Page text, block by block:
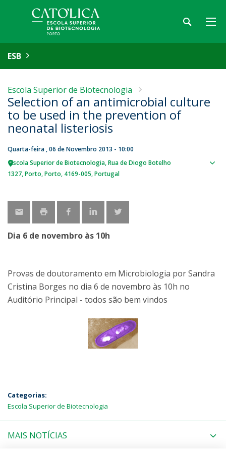
ESB
Escola Superior de Biotecnologia
Selection of an antimicrobial culture
to be used in the prevention of
neonatal listeriosis
Quarta-feira , 06 de Novembro 2013 - 10:00
Escola Superior de Biotecnologia Rua de Diogo Botelho
1327 Porto Porto 4169-005 Portugal
Dia 6 de novembro às 10h
Provas de doutoramento em Microbiologia por Sandra
Cristina Borges no dia 6 de novembro às 10h no
Auditório Principal - todos são bem vindos
Categorias:
Escola Superior de Biotecnologia
MAIS NOTÍCIAS